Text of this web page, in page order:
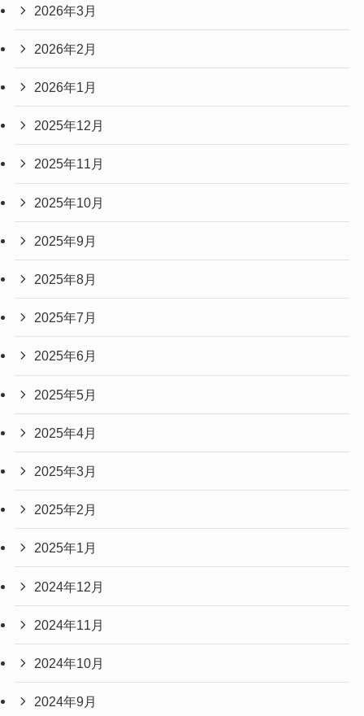
2026年3月
2026年2月
2026年1月
2025年12月
2025年11月
2025年10月
2025年9月
2025年8月
2025年7月
2025年6月
2025年5月
2025年4月
2025年3月
2025年2月
2025年1月
2024年12月
2024年11月
2024年10月
2024年9月